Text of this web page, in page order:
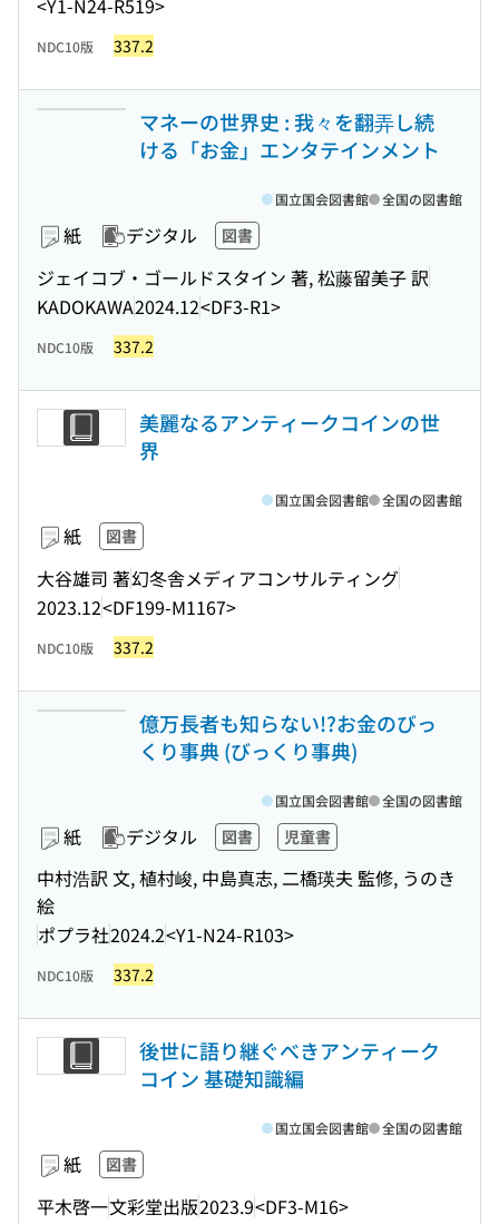
<Y1-N24-R519>
NDC10版 337.2
マネーの世界史 : 我々を翻弄し続
ける「お金」エンタテインメント
紙 デジタル 図書
ジェイコブ・ゴールドスタイン 著, 松藤留美子 訳
KADOKAWA2024.12<DF3-R1>
国立国会図書館 全国の図書館
NDC10版 337.2
美麗なるアンティークコインの世
界
紙 図書
大谷雄司 著幻冬舎メディアコンサルティング
2023.12<DF199-M1167>
国立国会図書館 全国の図書館
NDC10版 337.2
億万長者も知らない!?お金のびっ
くり事典 (びっくり事典)
紙 デジタル 図書 児童書
中村浩訳 文, 植村峻, 中島真志, 二橋瑛夫 監修, うのき
絵
ポプラ社2024.2<Y1-N24-R103>
国立国会図書館 全国の図書館
NDC10版 337.2
後世に語り継ぐべきアンティーク
コイン 基礎知識編
紙 図書
平木啓一文彩堂出版2023.9<DF3-M16>
国立国会図書館 全国の図書館